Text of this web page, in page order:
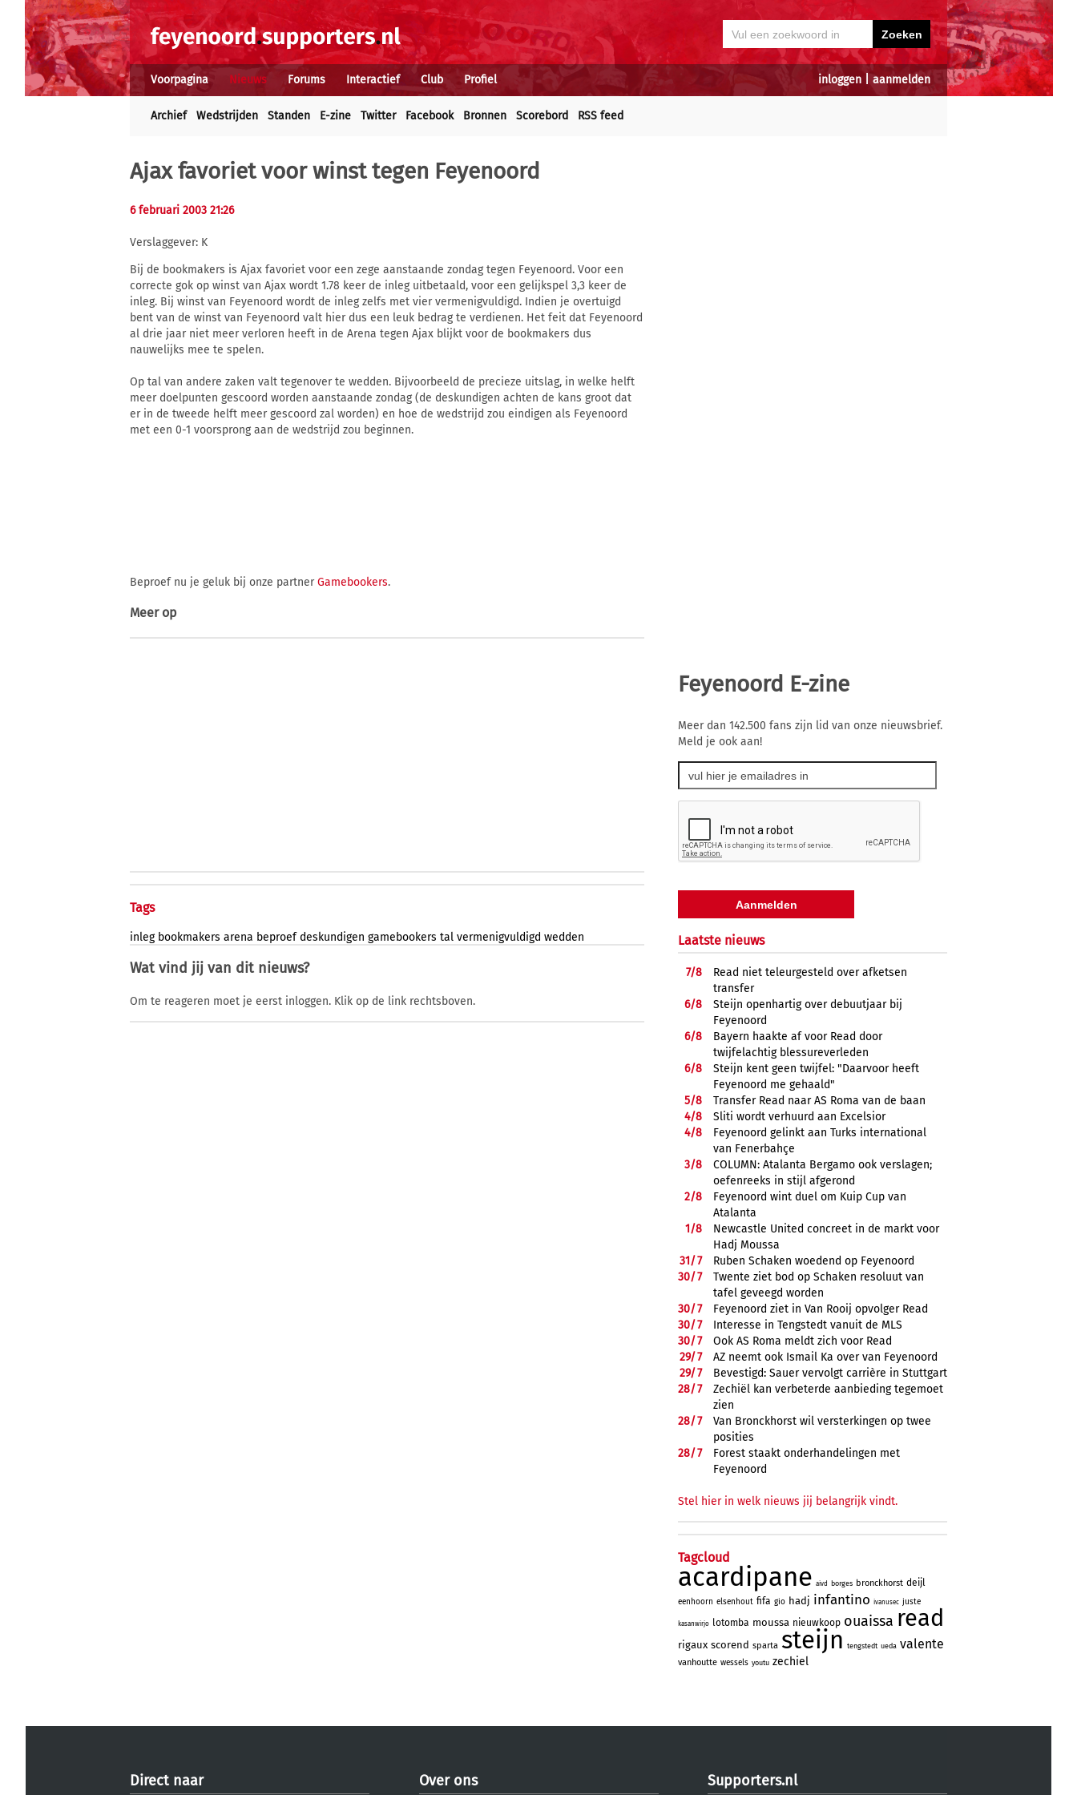
inloggen aanmelden
Voorpagina Nieuws Forums Interactief Club Profiel
Archief Wedstrijden Standen E-zine Twitter Facebook Bronnen Scorebord RSS feed
Ajax favoriet voor winst tegen Feyenoord
6 februari 2003 21:26
Verslaggever: K
Bij de bookmakers is Ajax favoriet voor een zege aanstaande zondag tegen Feyenoord. Voor een
correcte gok op winst van Ajax wordt 1.78 keer de inleg uitbetaald, voor een gelijkspel 3,3 keer de
inleg. Bij winst van Feyenoord wordt de inleg zelfs met vier vermenigvuldigd. Indien je overtuigd
bent van de winst van Feyenoord valt hier dus een leuk bedrag te verdienen. Het feit dat Feyenoord
al drie jaar niet meer verloren heeft in de Arena tegen Ajax blijkt voor de bookmakers dus
nauwelijks mee te spelen.
Op tal van andere zaken valt tegenover te wedden. Bijvoorbeeld de precieze uitslag, in welke helft
meer doelpunten gescoord worden aanstaande zondag (de deskundigen achten de kans groot dat
er in de tweede helft meer gescoord zal worden) en hoe de wedstrijd zou eindigen als Feyenoord
met een 0-1 voorsprong aan de wedstrijd zou beginnen.
Beproef nu je geluk bij onze partnerGamebookers.
Meer op
Tags
inleg bookmakers arena beproef deskundigen gamebookers tal vermenigvuldigd wedden
Wat vind jij van dit nieuws?
Om te reageren moet je eerst inloggen. Klik op de link rechtsboven.
Feyenoord E-zine
Meer dan 142.500 fans zijn lid van onze nieuwsbrief.
Meld je ook aan!
Laatste nieuws
7/8
Read niet teleurgesteld over afketsen
transfer
6/8
Steijn openhartig over debuutjaar bij
Feyenoord
6/8
Bayern haakte af voor Read door
twijfelachtig blessureverleden
6/8
Steijn kent geen twijfel: "Daarvoor heeft
Feyenoord me gehaald"
5/8
Transfer Read naar AS Roma van de baan
4/8
Sliti wordt verhuurd aan Excelsior
4/8
Feyenoord gelinkt aan Turks international
van Fenerbahçe
3/8
COLUMN: Atalanta Bergamo ook verslagen;
oefenreeks in stijl afgerond
2/8
Feyenoord wint duel om Kuip Cup van
Atalanta
1/8
Newcastle United concreet in de markt voor
Hadj Moussa
31/7
Ruben Schaken woedend op Feyenoord
30/7
Twente ziet bod op Schaken resoluut van
tafel geveegd worden
30/7
Feyenoord ziet in Van Rooij opvolger Read
30/7
Interesse in Tengstedt vanuit de MLS
30/7
Ook AS Roma meldt zich voor Read
29/7
AZ neemt ook Ismail Ka over van Feyenoord
29/7
Bevestigd: Sauer vervolgt carrière in Stuttgart
28/7
Zechiël kan verbeterde aanbieding tegemoet
zien
28/7
Van Bronckhorst wil versterkingen op twee
posities
28/7
Forest staakt onderhandelingen met
Feyenoord
Stel hier in welk nieuws jij belangrijk vindt.
Tagcloud
acardipane aivd borges bronckhorst deijl
eenhoorn elsenhout fifa gio hadj infantino ivanusec juste
kasanwirjo lotomba moussa nieuwkoop ouaissa read
rigaux scorend sparta steijn tengstedt ueda valente
vanhoutte wessels youtu zechiel
Direct naar Over ons Supporters.nl